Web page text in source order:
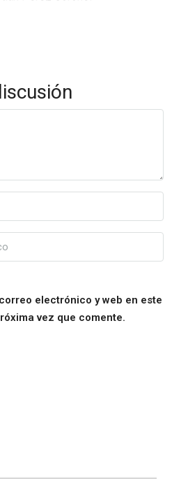
electrónico y web en este
vez que comente.